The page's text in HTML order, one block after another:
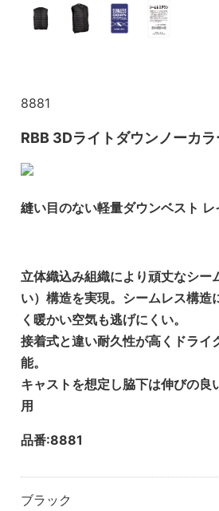
8881
RBB 3Dライトダウンノーカラ
縫い目のない軽量ダウンベスト
立体織込み組織により頑丈なシー
い）構造を実現。シームレス構造
く暖かい空気も逃げにくい。
接着式と違い耐久性が高くドライ
能。
キャストを想定し脇下は伸びの良
用
品番:8881
ブラック